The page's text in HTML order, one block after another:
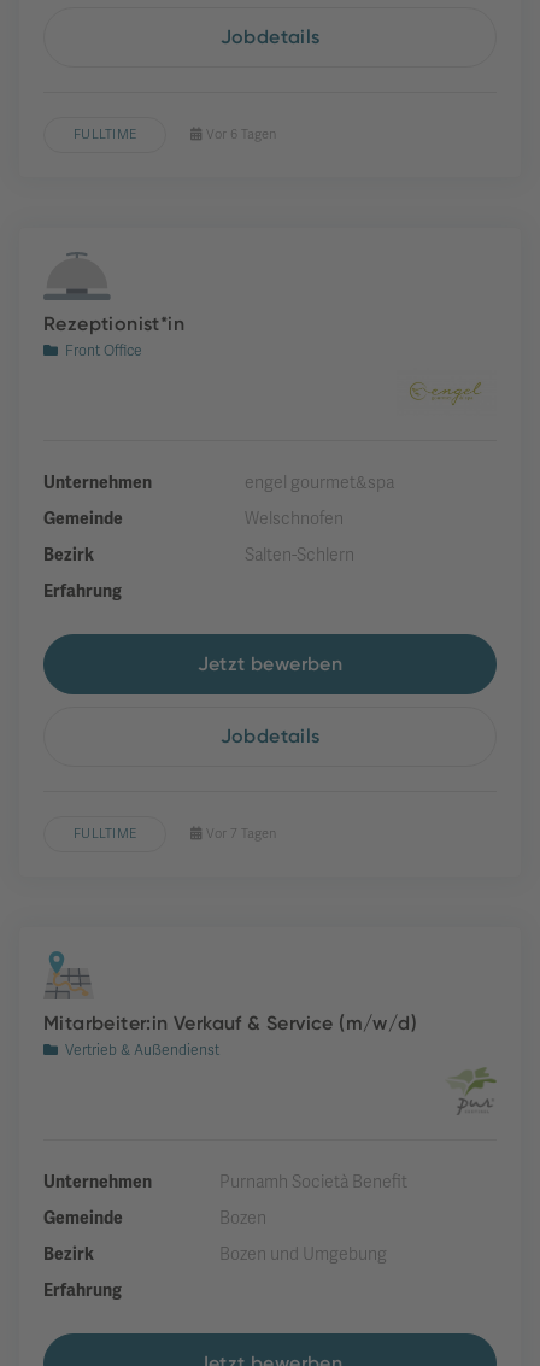
Jobdetails
FULLTIME Vor 6 Tagen
Rezeptionist*in
Front Office
Unternehmen
engel gourmet&spa
Gemeinde
Welschnofen
Bezirk
Salten-Schlern
Erfahrung
Jetzt bewerben
Jobdetails
FULLTIME Vor 7 Tagen
Mitarbeiter:in Verkauf & Service (m/w/d)
Vertrieb & Außendienst
Unternehmen
Purnamh Società Benefit
Gemeinde
Bozen
Bezirk
Bozen und Umgebung
Erfahrung